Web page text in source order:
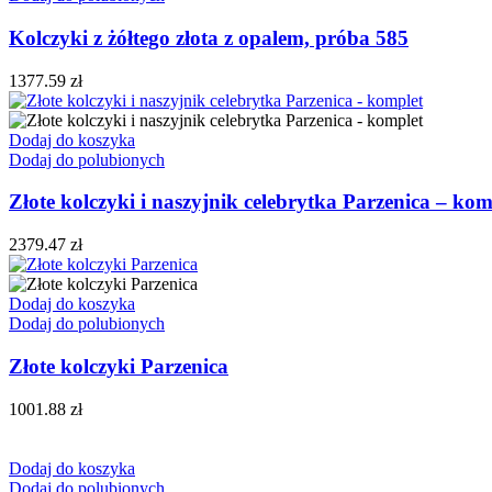
Kolczyki z żółtego złota z opalem, próba 585
1377.59 zł
Dodaj do koszyka
Dodaj do polubionych
Złote kolczyki i naszyjnik celebrytka Parzenica –
2379.47 zł
Dodaj do koszyka
Dodaj do polubionych
Złote kolczyki Parzenica
1001.88 zł
Dodaj do koszyka
Dodaj do polubionych